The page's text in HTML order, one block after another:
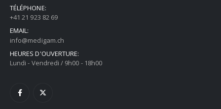
TÉLÉPHONE:
+41 21 923 82 69
EMAIL:
info@medigam.ch
HEURES D'OUVERTURE:
Lundi - Vendredi / 9h00 - 18h00